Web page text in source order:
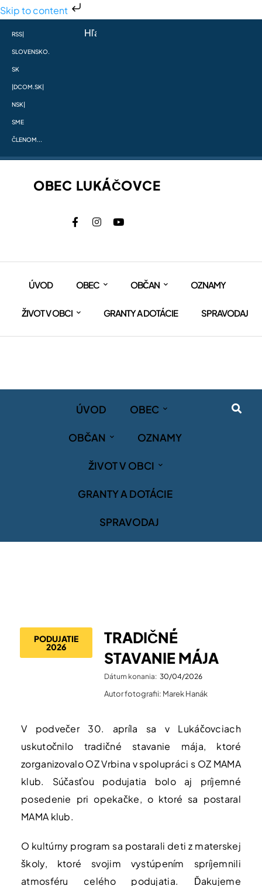
Skip to content
RSS|
SLOVENSKO.
SK
|DCOM.SK|
NSK|
SME
ČLENOM...
OBEC LUKÁČOVCE
ÚVOD OBEC OBČAN OZNAMY
ŽIVOT V OBCI GRANTY A DOTÁCIE SPRAVODAJ
ÚVOD OBEC
OBČAN OZNAMY
ŽIVOT V OBCI
GRANTY A DOTÁCIE
SPRAVODAJ
PODUJATIE
2026
TRADIČNÉ
STAVANIE MÁJA
Dátum konania: 30/04/2026
Autor fotografii: Marek Hanák
V podvečer 30. apríla sa v Lukáčovciach
uskutočnilo tradičné stavanie mája, ktoré
zorganizovalo OZ Vrbina v spolupráci s OZ MAMA
klub. Súčasťou podujatia bolo aj príjemné
posedenie pri opekačke, o ktoré sa postaral
MAMA klub.
O kultúrny program sa postarali deti z materskej
školy, ktoré svojim vystúpením spríjemnili
atmosféru celého podujatia. Ďakujeme